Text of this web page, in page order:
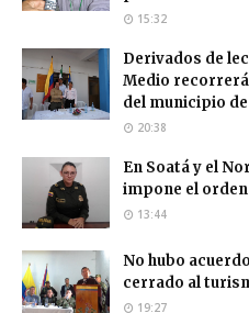
15:32
Derivados de
Medio
del municipio
20:38
En Soatá y el
impone el orden
13:44
No hubo
cerrado al
19:27